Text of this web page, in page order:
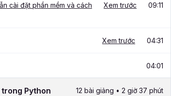
cài đặt phần mềm và cách
Xem trước 09:11
Xem trước 04:31
04:01
trong Python 12 bài giảng • 2 giờ 37 phút